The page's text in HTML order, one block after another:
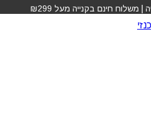
משלוח חינם בקנייה מעל ₪299
לשיער